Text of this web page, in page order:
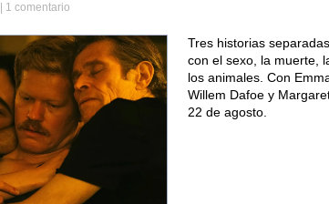
1 comentario
Tres historias
con el sexo, la muerte,
los animales. Con
Willem Dafoe y
22 de agosto.